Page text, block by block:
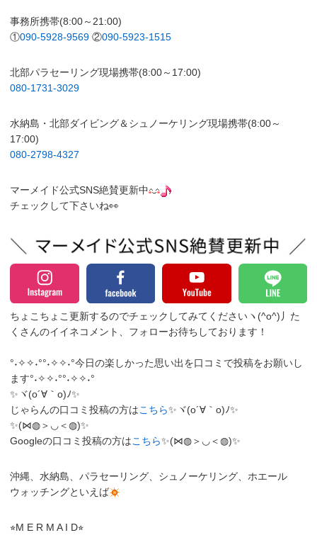
事務所携帯(8:00～21:00)
①090-5928-9569 ②090-5923-1515
北部パラセーリング現場携帯(8:00～17:00)
080-1731-3029
水納島・北部ダイビング＆シュノーケリング現場携帯(8:00～
17:00)
080-2798-4327
マーメイド公式SNS絶賛更新中
チェックして下さいね👀
ちょこちょこ更新するのでチェックしてみてくださいヽ(^o^)丿 た
くさんのイイネコメント、フォローお待ちしております！
°˖✧✧˖°°˖✧✧˖°今日の楽しかった思い出を口コミで投稿をお願いし
ます°˖✧✧˖°°˖✧✧˖°
✨ヾ(o´∀｀o)ﾉ✨
じゃらんの口コミ投稿の方はこちら✨ヾ(o´∀｀o)ﾉ✨
✨(⋈◍＞◡＜◍)✨
Googleの口コミ投稿の方はこちら✨(⋈◍＞◡＜◍)✨
沖縄、水納島、パラセーリング、シュノーケリング、ホエール
ウォッチングといえば
⭐︎M E R M A I D⭐︎